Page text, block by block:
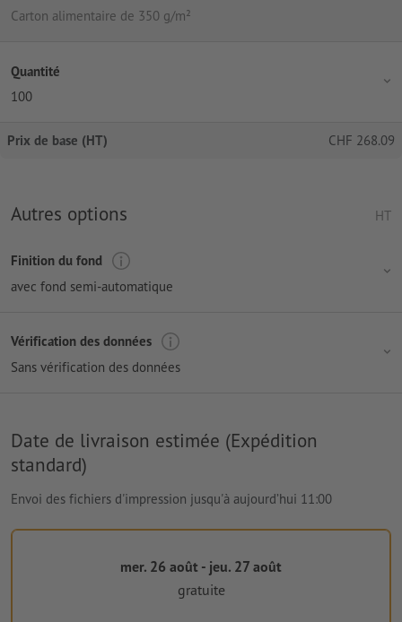
Carton alimentaire de 350 g/m²
Quantité
100
Prix de base (HT) CHF 268.09
Autres options HT
Finition du fond
avec fond semi-automatique
Vérification des données
Sans vérification des données
Date de livraison estimée (Expédition
standard)
Envoi des fichiers d'impression jusqu'à aujourd’hui 11:00
mer. 26 août - jeu. 27 août
gratuite